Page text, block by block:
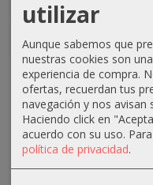
Crema
oxigenada
Techline
1000ml
20...
75ml
0,70 €
utilizar
Aunque sabemos que
nuestras cookies son
experiencia de compra.
ofertas, recuerdan tus
navegación y nos avisan
Haciendo click en
acuerdo con su uso.
política de privacidad.